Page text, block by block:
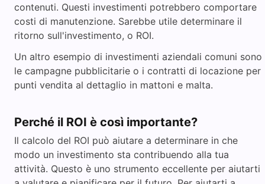
contenuti. Questi investimenti potrebbero comportare
costi di manutenzione. Sarebbe utile determinare il
ritorno sull'investimento, o ROI.
Un altro esempio di investimenti aziendali comuni sono
le campagne pubblicitarie o i contratti di locazione per
punti vendita al dettaglio in mattoni e malta.
Perché il ROI è così importante?
Il calcolo del ROI può aiutare a determinare in che
modo un investimento sta contribuendo alla tua
attività. Questo è uno strumento eccellente per aiutarti